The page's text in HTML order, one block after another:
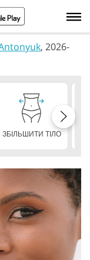
, 2026-
ЗБІЛЬШИТИ ТІЛО